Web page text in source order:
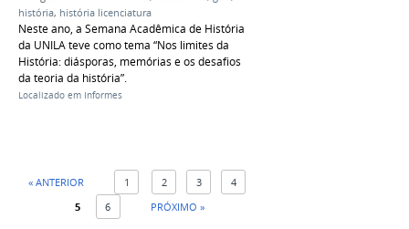
história, história licenciatura
Neste ano, a Semana Acadêmica de História
da UNILA teve como tema “Nos limites da
História: diásporas, memórias e os desafios
da teoria da história”.
Localizado em Informes
« ANTERIOR 1 2 3
4
5
6 PRÓXIMO »